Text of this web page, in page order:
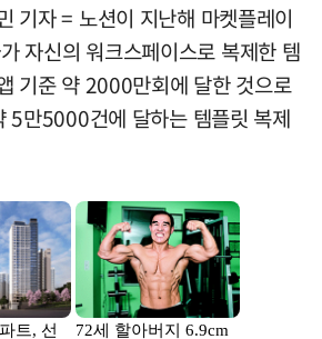
기자 = 노션이 지난해 마켓플레이
자신의 워크스페이스로 복제한 템
기준 약 2000만회에 달한 것으로
5만5000건에 달하는 템플릿 복제